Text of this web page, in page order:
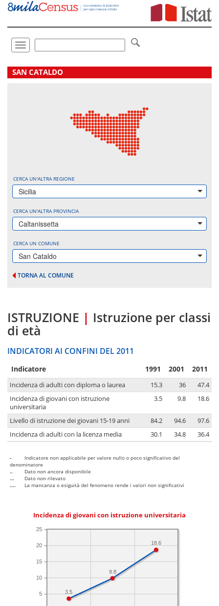
Vai
direttamente
Toggle
navigation
.
SAN CATALDO
CERCA UN'ALTRA REGIONE
Sicilia
CERCA UN'ALTRA PROVINCIA
Caltanissetta
CERCA UN COMUNE
San Cataldo
TORNA AL COMUNE
ISTRUZIONE | Istruzione per classi
di età
INDICATORI AI CONFINI DEL 2011
Indicatore 1991 2001 2011
Incidenza di adulti con diploma o laurea 15.3 36
47.4
Incidenza di giovani con istruzione
universitaria
3.5 9.8 18.6
Livello di istruzione dei giovani 15-19 anni 84.2 94.6
97.6
Incidenza di adulti con la licenza media
30.1 34.8 36.4
-
Indicatore non applicabile per valore nullo o poco significativo del
denominatore
..
Dato non ancora disponibile
...
Dato non rilevato
....
La mancanza o esiguità del fenomeno rende i valori non significativi
Incidenza di giovani con istruzione universitaria
5
10
15
20
25
18.6
9.8
3.5